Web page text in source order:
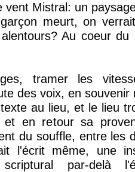
vent Mistral: un
meurt, on
Au coeur
tramer les
des voix, en souvenir
au lieu, et le lieu
et en retour sa
du souffle, entre les
l'écrit même, une
par-delà